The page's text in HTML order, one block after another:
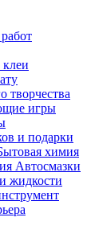
творчества
игры
и подарки
химия
Автосмазки
жидкости